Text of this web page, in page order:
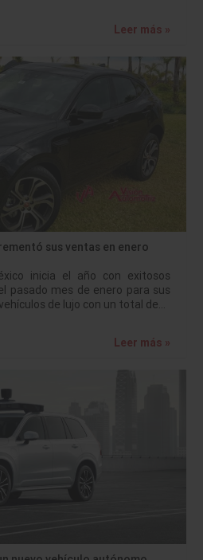
Leer más »
sus ventas en enero
inicia el año con exitosos
pasado mes de enero para sus
de lujo con un total de…
Leer más »